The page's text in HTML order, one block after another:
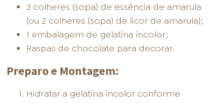
3 colheres (sopa) de essência de amarula
(ou 2 colheres (sopa) de licor de amarula);
1 embalagem de gelatina incolor;
Raspas de chocolate para decorar.
Preparo e Montagem:
Hidratar a gelatina incolor conforme